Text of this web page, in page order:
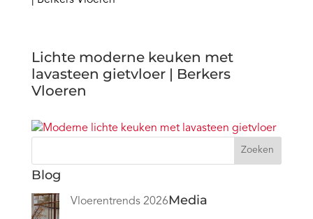
Lichte moderne keuken met
lavasteen gietvloer | Berkers
Vloeren
Zoeken
Blog
Vloerentrends 2026Media